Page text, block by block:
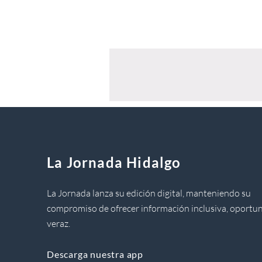
La Jornada Hidalgo
La Jornada lanza su edición digital, manteniendo su
compromiso de ofrecer información inclusiva,
veraz.
Descarga nuestra app